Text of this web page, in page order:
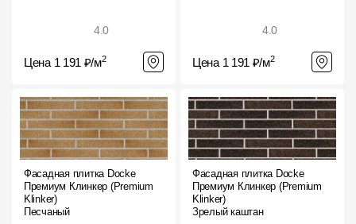
4.0
Цена 1 191 ₽/м2
4.0
Цена 1 191 ₽/м2
Фасадная плитка Docke
Премиум Клинкер (Premium
Klinker)
Песчаный
Фасадная плитка Docke
Премиум Клинкер (Premium
Klinker)
Зрелый каштан